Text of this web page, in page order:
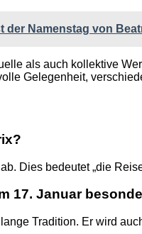
der Namenstag von
als auch kollektive
Gelegenheit,
Dies bedeutet „die
17. Januar
Tradition. Er wird